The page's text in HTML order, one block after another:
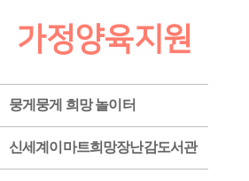
가정양육지원
뭉게뭉게 희망 놀이터
신세계이마트희망장난감도서관